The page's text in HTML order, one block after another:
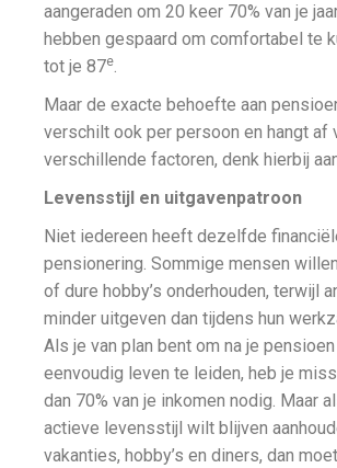
aangeraden om 20 keer 70% van je
hebben gespaard om comfortabel te
tot je 87e.
Maar de exacte behoefte aan
verschilt ook per persoon en hangt af
verschillende factoren, denk hierbij
Levensstijl en uitgavenpatroon
Niet iedereen heeft dezelfde
pensionering. Sommige mensen
of dure hobby’s onderhouden, terwijl
minder uitgeven dan tijdens hun
Als je van plan bent om na je
eenvoudig leven te leiden, heb je
dan 70% van je inkomen nodig. Maar
actieve levensstijl wilt blijven
vakanties, hobby’s en diners, dan